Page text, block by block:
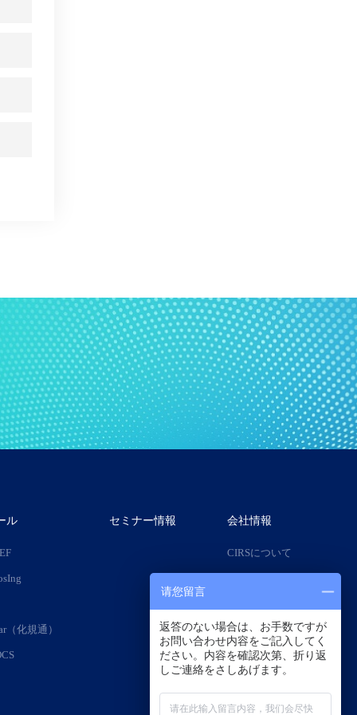
ル
（化規通）
セミナー情報 会社情報
CIRSについて
採用情報
请您留言
返答のない場合は、お手数ですが
お問い合わせ内容をご記入してく
ださい。内容を確認次第、折り返
しご連絡をさしあげます。